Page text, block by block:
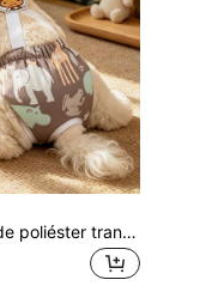
Chaleco de malla de poliéster transpirable para mascotas con diseño de animal de dibujos animados blanco y lindo, con pantalones de pañal, pantalones de , suministros para perros, adecuado para perras medianas y pequeñas durante su periodo (no apto para perros grandes)